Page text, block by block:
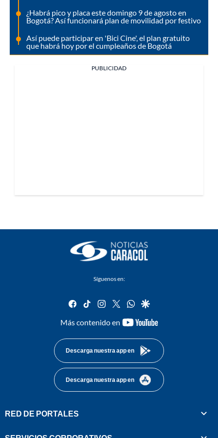
¿Habrá pico y placa este domingo 9 de agosto en
Bogotá? Así funcionará plan de movilidad por festivo
Así puede participar en 'Bici Cine', el plan gratuito
que habrá hoy por el cumpleaños de Bogotá
PUBLICIDAD
Síguenos en:
facebook
tiktok instagram
twitterwhatsapp
google
Más contenido en
youtube-
Descarga nuestra app en
Descarga nuestra app en
RED DE PORTALES